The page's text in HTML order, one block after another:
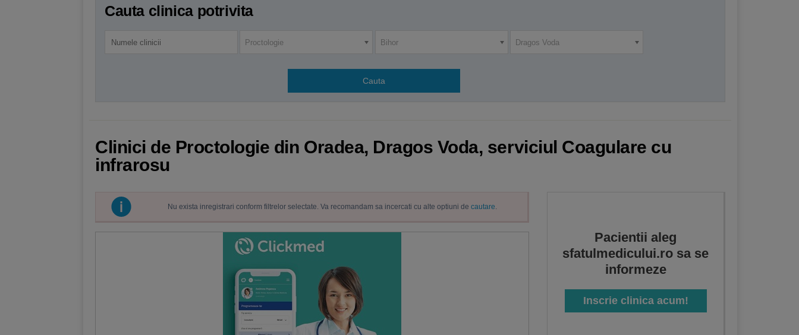
Cauta clinica potrivita
Proctologie Bihor Dragos Voda
Clinici de Proctologie din Oradea, Dragos Voda, serviciul Coagulare cu
infrarosu
Nu exista inregistrari conform filtrelor selectate. Va recomandam sa incercati cu alte optiuni de cautare.
Pacientii aleg
sfatulmedicului.ro sa se
informeze
Inscrie clinica acum!